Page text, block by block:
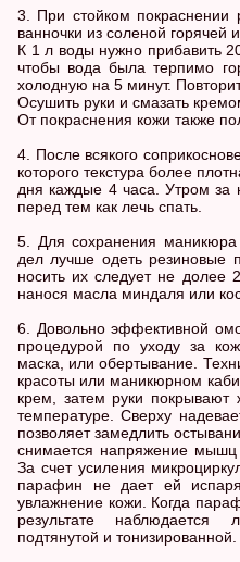
3. При стойком покраснении
ванночки из соленой горячей
К 1 л воды нужно прибавить
чтобы вода была терпимо
холодную на 5 минут.
Осушить руки и смазать
От покраснения кожи также
4. После всякого
которого текстура более
дня каждые 4 часа. Утром за
перед тем как лечь спать.
5. Для сохранения
дел лучше одеть резиновые
носить их следует не долее
нанося масла миндаля или
6. Довольно эффективной
процедурой по уходу за
маска, или обертывание.
красоты или маникюрном
крем, затем руки покрывают
температуре. Сверху
позволяет замедлить
снимается напряжение мышц
За счет усиления
парафин не дает ей
увлажнение кожи. Когда
результате наблюдается
подтянутой и тонизированной.